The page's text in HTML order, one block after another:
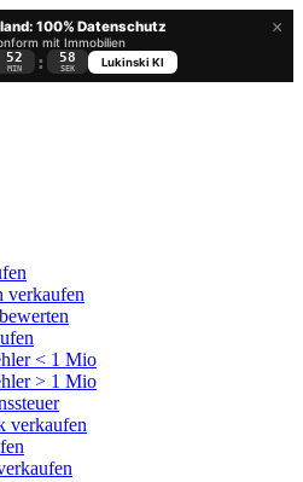
×
100% Datenschutz
mit Immobilien
52
MIN : 58
SEK
Lukinski KI
verkaufen
< 1 Mio
> 1 Mio
verkaufen